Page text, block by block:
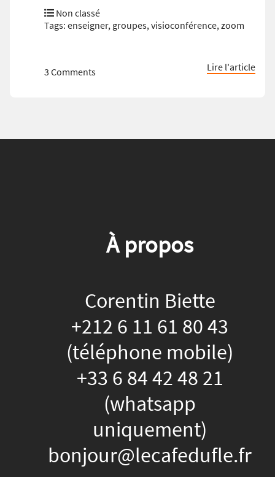
Non classé
Tags: enseigner, groupes,visioconférence,zoom
3 Comments Lire l'article
À propos
Corentin Biette
+212 6 11 61 80 43
(téléphone mobile)
+33 6 84 42 48 21
(whatsapp
uniquement)
bonjour@lecafedufle.fr